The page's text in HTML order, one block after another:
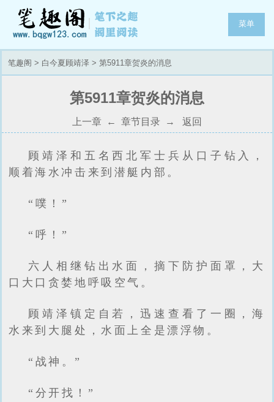
菜单
笔趣阁 > 白今夏顾靖泽 > 第5911章贺炎的消息
第5911章贺炎的消息
上一章 ← 章节目录 → 返回
顾靖泽和五名西北军士兵从口子钻入，
顺着海水冲击来到潜艇内部。
“噗！”
“呼！”
六人相继钻出水面，摘下防护面罩，大
口大口贪婪地呼吸空气。
顾靖泽镇定自若，迅速查看了一圈，海
水来到大腿处，水面上全是漂浮物。
“战神。”
“分开找！”